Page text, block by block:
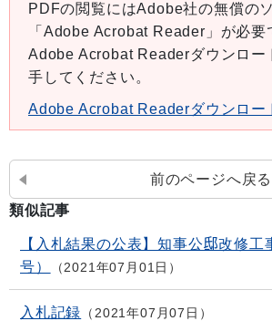
PDFの閲覧にはAdobe社の無償の
「Adobe Acrobat Reader」が必要
Adobe Acrobat Readerダウンロー
手してください。
Adobe Acrobat Readerダウンロー
前のページへ戻る
類似記事
【入札結果の公表】知事公邸改修工
号）
2021年07月01日
入札記録 2021年07月07日